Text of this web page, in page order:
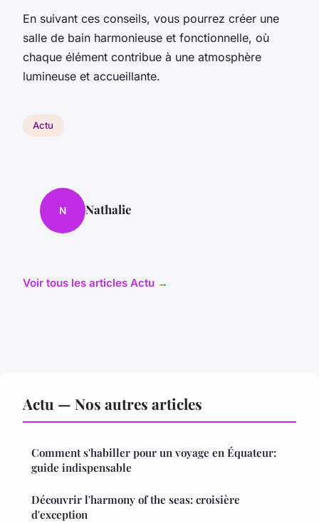
En suivant ces conseils, vous pourrez créer une
salle de bain harmonieuse et fonctionnelle, où
chaque élément contribue à une atmosphère
lumineuse et accueillante.
Actu
N Nathalie
Voir tous les articles Actu →
Actu — Nos autres articles
Comment s'habiller pour un voyage en Équateur:
guide indispensable
Découvrir l'harmony of the seas: croisière
d'exception